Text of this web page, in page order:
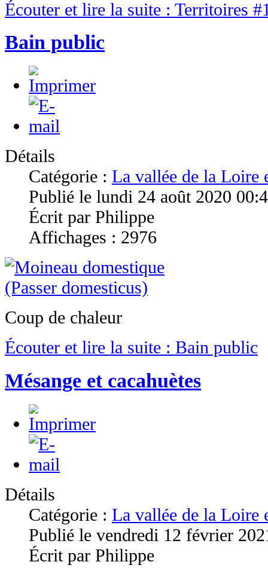
Écouter et lire la suite : Territoires
Bain public
Détails
Catégorie : La vallée de la Loire
Publié le lundi 24 août 2020
Écrit par Philippe
Affichages : 2976
Coup de chaleur
Écouter et lire la suite : Bain public
Mésange et cacahuètes
Détails
Catégorie : La vallée de la Loire
Publié le vendredi 12 février
Écrit par Philippe